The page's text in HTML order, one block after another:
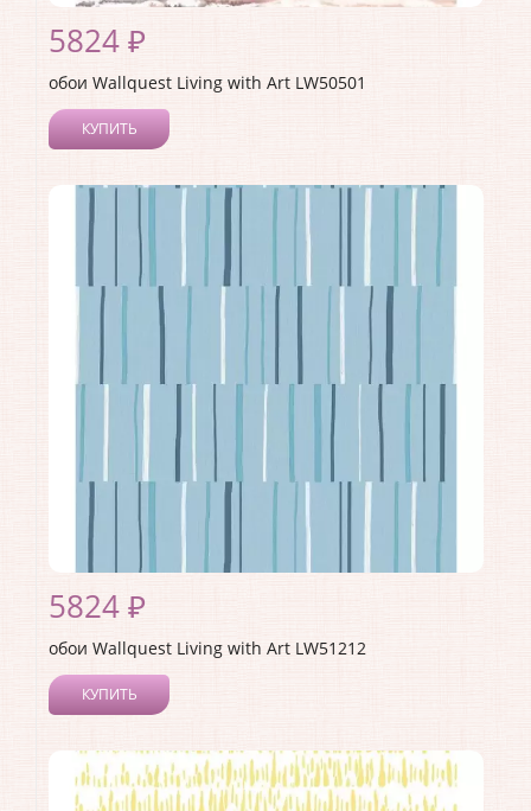
5824 ₽
обои Wallquest Living with Art LW50501
КУПИТЬ
Коллекция:Living with Art
Ширина рулона:
Акриловое
Страна: США
Материал основы:
5824 ₽
обои Wallquest Living with Art LW51212
КУПИТЬ
Коллекция: Living with Art
Длина рулона:8.23
Ширина рулона:0.68